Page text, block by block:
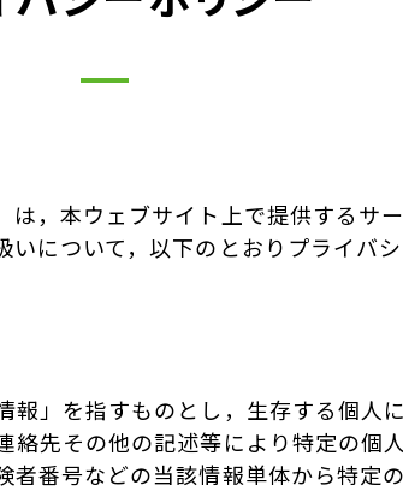
は，本ウェブサイト上で提供するサ
について，以下のとおりプライバ
報」を指すものとし，生存する個人
先その他の記述等により特定の個
番号などの当該情報単体から特定